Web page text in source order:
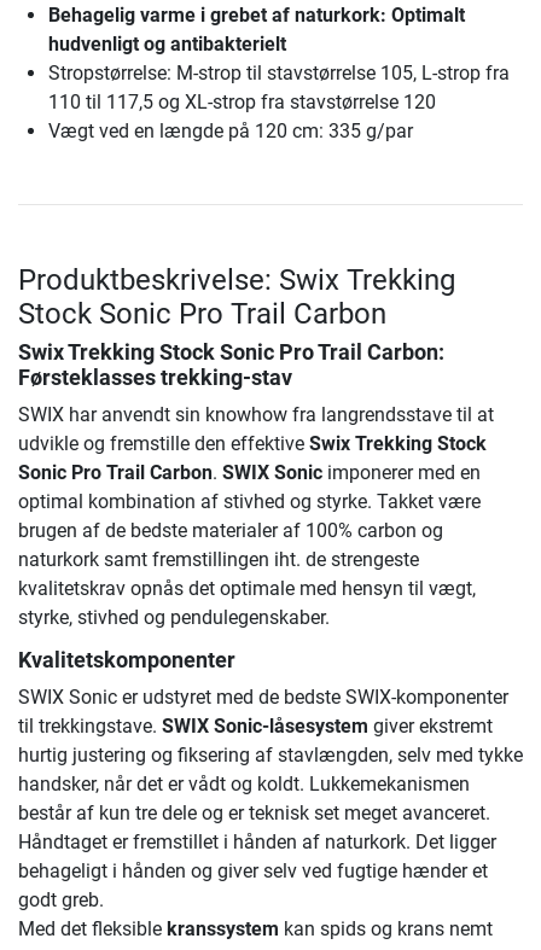
Behagelig varme i grebet af naturkork: Optimalt
hudvenligt og antibakterielt
Stropstørrelse: M-strop til stavstørrelse 105, L-strop fra
110 til 117,5 og XL-strop fra stavstørrelse 120
Vægt ved en længde på 120 cm: 335 g/par
Produktbeskrivelse: Swix Trekking
Stock Sonic Pro Trail Carbon
Swix Trekking Stock Sonic Pro Trail Carbon:
Førsteklasses trekking-stav
SWIX har anvendt sin knowhow fra langrendsstave til at
udvikle og fremstille den effektive Swix Trekking Stock
Sonic Pro Trail Carbon. SWIX Sonic imponerer med en
optimal kombination af stivhed og styrke. Takket være
brugen af de bedste materialer af 100% carbon og
naturkork samt fremstillingen iht. de strengeste
kvalitetskrav opnås det optimale med hensyn til vægt,
styrke, stivhed og pendulegenskaber.
Kvalitetskomponenter
SWIX Sonic er udstyret med de bedste SWIX-komponenter
til trekkingstave. SWIX Sonic-låsesystem giver ekstremt
hurtig justering og fiksering af stavlængden, selv med tykke
handsker, når det er vådt og koldt. Lukkemekanismen
består af kun tre dele og er teknisk set meget avanceret.
Håndtaget er fremstillet i hånden af naturkork. Det ligger
behageligt i hånden og giver selv ved fugtige hænder et
godt greb.
Med det fleksible kranssystem kan spids og krans nemt